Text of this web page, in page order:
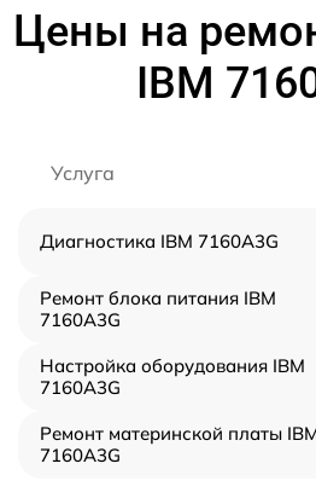
Цены на
IBM
Услуга
Диагностика IBM 7160A3G
Ремонт блока питания IBM
7160A3G
Настройка оборудования IBM
7160A3G
Ремонт материнской платы
7160A3G